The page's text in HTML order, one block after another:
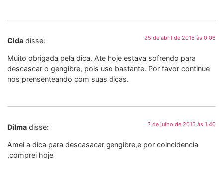
Cida disse: 25 de abril de 2015 às 0:06
Muito obrigada pela dica. Ate hoje estava sofrendo para
descascar o gengibre, pois uso bastante. Por favor continue
nos prensenteando com suas dicas.
Dilma disse: 3 de julho de 2015 às 1:40
Amei a dica para descasacar gengibre,e por coincidencia
,comprei hoje